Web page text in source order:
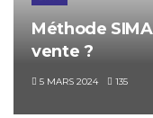
Méthode
vente ?
5 MARS 2024 135